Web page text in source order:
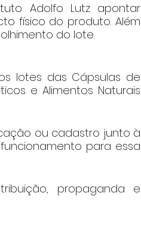
Adolfo Lutz apontar
físico do produto. Além
do lote.
lotes das Cápsulas de
e Alimentos Naturais
ou cadastro junto à
para essa
propaganda e